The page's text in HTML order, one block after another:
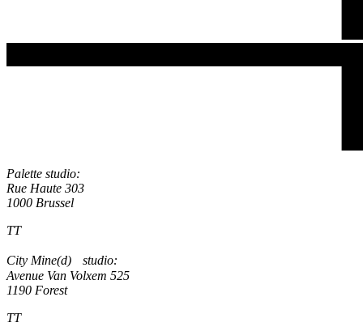
Palette studio:
Rue Haute 303
1000 Brussel
TT
City Mine(d) studio:
Avenue Van Volxem 525
1190 Forest
TT